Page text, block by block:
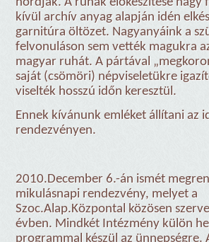
kívül archív anyag alapján idén
garnitúra öltözet. Nagyanyáink a
felvonuláson sem vették magukra
magyar ruhát. A pártával
saját (csömöri) népviseletükre
viselték hosszú időn keresztül.
Ennek kívánunk emléket állítani az
rendezvényen.
2010.December 6.-án ismét
mikulásnapi rendezvény, melyet a
Szoc.Alap.Központal közösen
évben. Mindkét Intézmény külön
programmal készül az ünnepségre.